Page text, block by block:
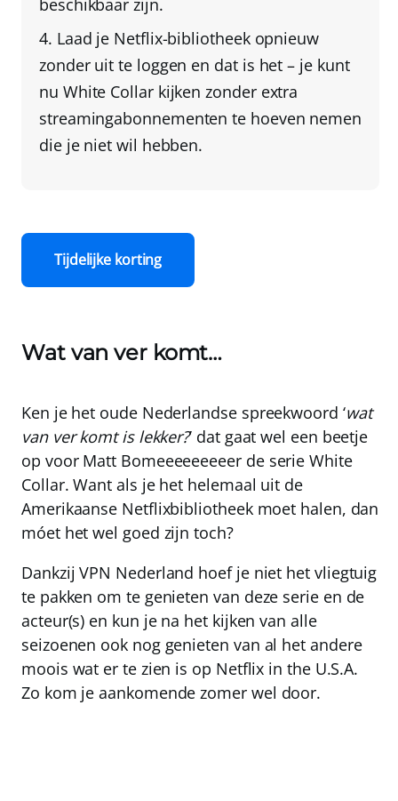
beschikbaar zijn.
Laad je Netflix-bibliotheek opnieuw
zonder uit te loggen en dat is het – je kunt
nu White Collar kijken zonder extra
streamingabonnementen te hoeven nemen
die je niet wil hebben.
Tijdelijke korting
Wat van ver komt…
Ken je het oude Nederlandse spreekwoord ‘wat
van ver komt is lekker?’ dat gaat wel een beetje
op voor Matt Bomeeeeeeeeer de serie White
Collar. Want als je het helemaal uit de
Amerikaanse Netflixbibliotheek moet halen, dan
móet het wel goed zijn toch?
DankzijVPN Nederland hoef je niet het vliegtuig
te pakken om te genieten van deze serie en de
acteur(s) en kun je na het kijken van alle
seizoenen ook nog genieten van al het andere
moois wat er te zien is op Netflix in the U.S.A.
Zo kom je aankomende zomer wel door.